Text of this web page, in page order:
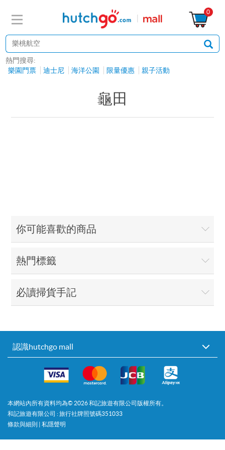
0
熱門搜尋:
樂園門票
迪士尼 海洋公園 限量優惠 親子活動
龜田
你可能喜歡的商品
熱門標籤
必讀掃貨手記
認識hutchgo mall
本網站內所有資料均為© 2026和記旅遊有限公司版權所有。
和記旅遊有限公司 : 旅行社牌照號碼351033
條款與細則 | 私隱聲明